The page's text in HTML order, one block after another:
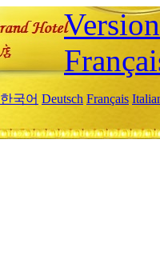
한국어 Deutsch Français